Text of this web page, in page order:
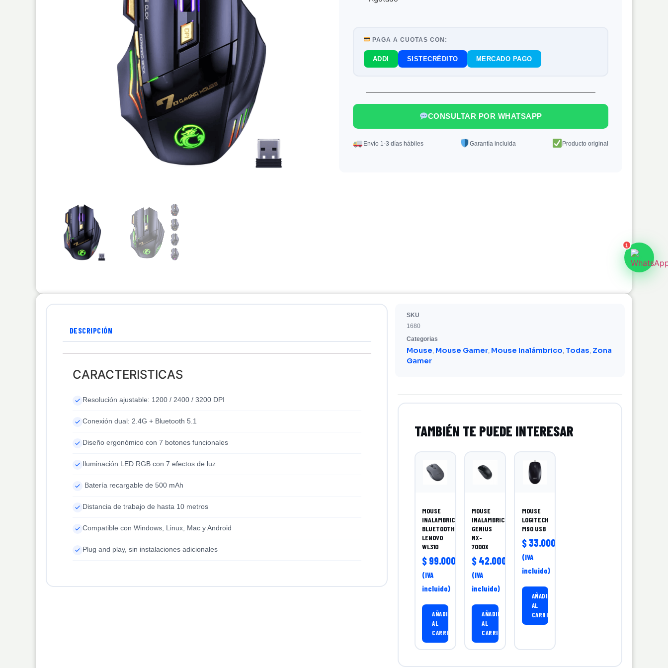
PAGA A CUOTAS CON:
ADDI SISTECRÉDITO MERCADO PAGO
CONSULTAR POR WHATSAPP
Envío 1-3 días hábiles Garantía incluida Producto original
DESCRIPCIÓN
CARACTERISTICAS
Resolución ajustable: 1200 / 2400 / 3200 DPI
Conexión dual: 2.4G + Bluetooth 5.1
Diseño ergonómico con 7 botones funcionales
Iluminación LED RGB con 7 efectos de luz
Batería recargable de 500 mAh
Distancia de trabajo de hasta 10 metros
Compatible con Windows, Linux, Mac y Android
Plug and play, sin instalaciones adicionales
SKU
1680
Categorias
Mouse Mouse Gamer Mouse Inalámbrico Todas Zona
Gamer
MOUSE
INALAMBRICO
BLUETOOTH
LENOVO
WL310
$ 99.000,00
(IVA
incluido)
AÑADIR
AL
CARRITO
MOUSE
INALAMBRICO
GENIUS
NX-
7000X
$ 42.000,00
(IVA
incluido)
AÑADIR
AL
CARRITO
MOUSE
LOGITECH
M90 USB
$33.000,00
(IVA
incluido)
AÑADIR
AL
CARRITO
1